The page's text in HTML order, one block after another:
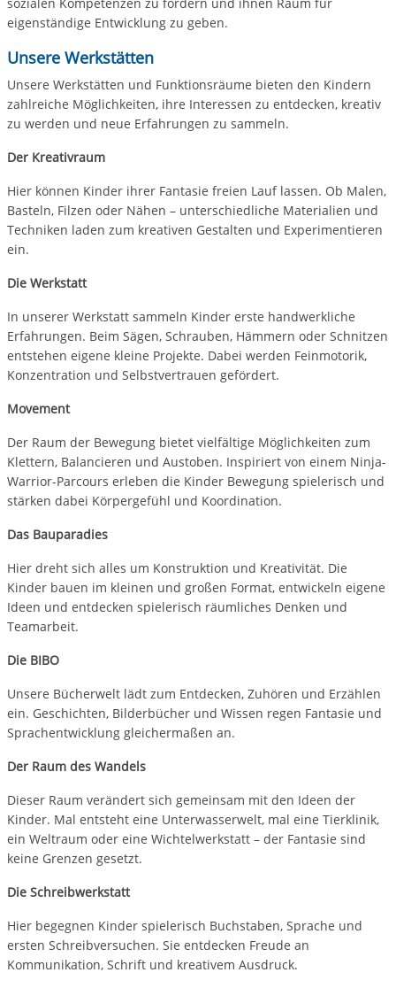
sozialen Kompetenzen zu fördern und ihnen Raum für
eigenständige Entwicklung zu geben.
Unsere Werkstätten
Unsere Werkstätten und Funktionsräume bieten den Kindern
zahlreiche Möglichkeiten, ihre Interessen zu entdecken, kreativ
zu werden und neue Erfahrungen zu sammeln.
Der Kreativraum
Hier können Kinder ihrer Fantasie freien Lauf lassen. Ob Malen,
Basteln, Filzen oder Nähen – unterschiedliche Materialien und
Techniken laden zum kreativen Gestalten und Experimentieren
ein.
Die Werkstatt
In unserer Werkstatt sammeln Kinder erste handwerkliche
Erfahrungen. Beim Sägen, Schrauben, Hämmern oder Schnitzen
entstehen eigene kleine Projekte. Dabei werden Feinmotorik,
Konzentration und Selbstvertrauen gefördert.
Movement
Der Raum der Bewegung bietet vielfältige Möglichkeiten zum
Klettern, Balancieren und Austoben. Inspiriert von einem Ninja-
Warrior-Parcours erleben die Kinder Bewegung spielerisch und
stärken dabei Körpergefühl und Koordination.
Das Bauparadies
Hier dreht sich alles um Konstruktion und Kreativität. Die
Kinder bauen im kleinen und großen Format, entwickeln eigene
Ideen und entdecken spielerisch räumliches Denken und
Teamarbeit.
Die BIBO
Unsere Bücherwelt lädt zum Entdecken, Zuhören und Erzählen
ein. Geschichten, Bilderbücher und Wissen regen Fantasie und
Sprachentwicklung gleichermaßen an.
Der Raum des Wandels
Dieser Raum verändert sich gemeinsam mit den Ideen der
Kinder. Mal entsteht eine Unterwasserwelt, mal eine Tierklinik,
ein Weltraum oder eine Wichtelwerkstatt – der Fantasie sind
keine Grenzen gesetzt.
Die Schreibwerkstatt
Hier begegnen Kinder spielerisch Buchstaben, Sprache und
ersten Schreibversuchen. Sie entdecken Freude an
Kommunikation, Schrift und kreativem Ausdruck.